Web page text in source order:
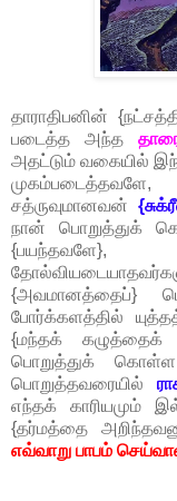
தாராதிபனின்
படைத்த அந்த
அதட்டும் வகையில்
சத்ருவுமானவன்
நான் பொறுத்துக்
{பயந்தவளே},
{அவமானத்தைப்}
போர்க்களத்தில்
{மந்தக் கழுத்தைக்
பொறுத்துக்
பொறுத்தவரையில்
எந்தக் காரியமும்
{தர்மத்தை
எவ்வாறு பாபம்